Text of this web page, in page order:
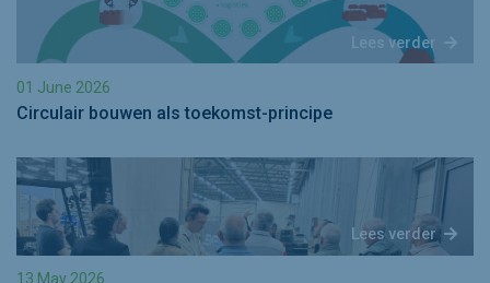
Lees verder
01 June 2026
Circulair bouwen als toekomst-principe
Lees verder
13 May 2026